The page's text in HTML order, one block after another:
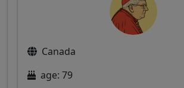
Canada
age: 79